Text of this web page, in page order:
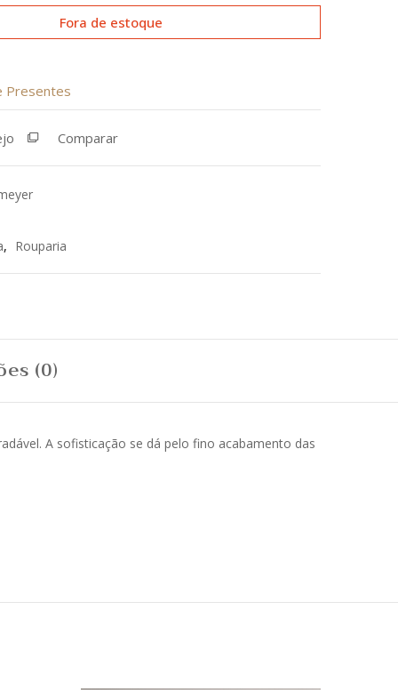
Fora de estoque
Presentes
Comparar
, Rouparia
(0)
A sofisticação se dá pelo fino acabamento das